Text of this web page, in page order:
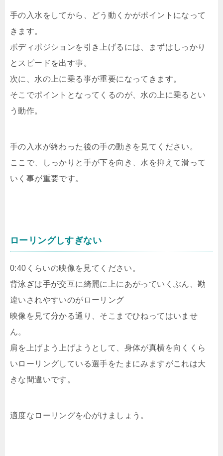
手の入水をしてから、どう動くかがポイントになって
きます。
ボディポジションを引き上げるには、まずはしっかり
とスピードを出す事。
次に、水の上に乗る事が重要になってきます。
そこでポイントとなってくるのが、水の上に乗るとい
う動作。
手の入水が終わった後の手の動きを見てください。
ここで、しっかりと手が下を向き、水を抑えて滑って
いく事が重要です。
ローリングしすぎない
0:40くらいの映像を見てください。
背泳ぎは手が交互に綺麗に上にあがっていくぶん、勘
違いされやすいのがローリング
映像を見て分かる通り、そこまでひねってはいませ
ん。
肩を上げよう上げようとして、身体が真横を向くくら
いローリングしている選手をたまにみますがこれは大
きな間違いです。
適度なローリングを心がけましょう。